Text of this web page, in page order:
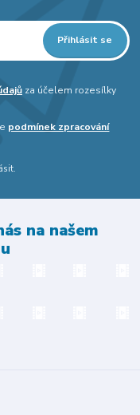
Přihlásit se
za účelem rozesílky
podmínek zpracování
na našem